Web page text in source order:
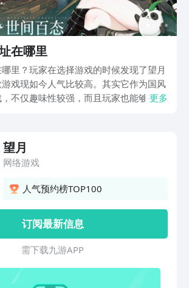
在哪里
里？玩家在选择游戏的时候发现了望月
戏现如今人气比较高。其实它作为国风
不仅趣味性较强，而且玩家也能够在都
更多
望月
网络游戏
人气预约榜TOP100
订阅最新信息
需 下 载 九 游 A P P